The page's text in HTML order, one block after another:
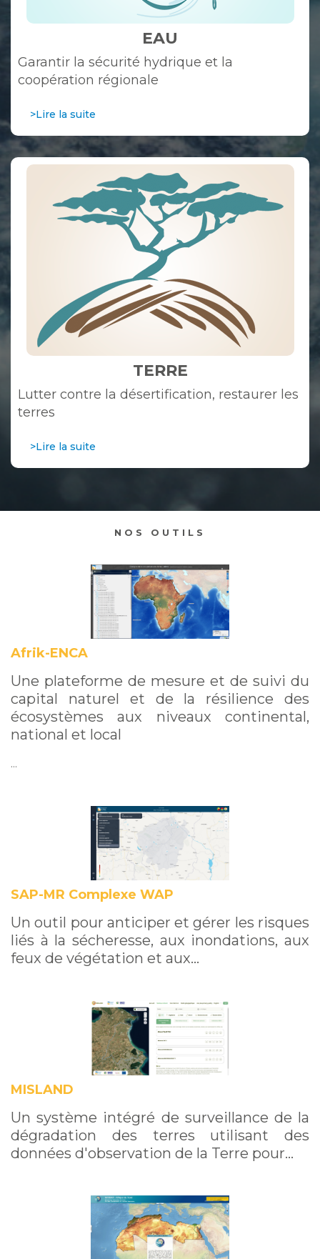
EAU
Garantir la sécurité hydrique et la
coopération régionale
>Lire la suite
TERRE
Lutter contre la désertification, restaurer les
terres
>Lire la suite
NOS OUTILS
Afrik-ENCA
Une plateforme de mesure et de suivi du
capital naturel et de la résilience des
écosystèmes aux niveaux continental,
national et local
…
SAP-MR Complexe WAP
Un outil pour anticiper et gérer les risques
liés à la sécheresse, aux inondations, aux
feux de végétation et aux…
MISLAND
Un système intégré de surveillance de la
dégradation des terres utilisant des
données d'observation de la Terre pour…